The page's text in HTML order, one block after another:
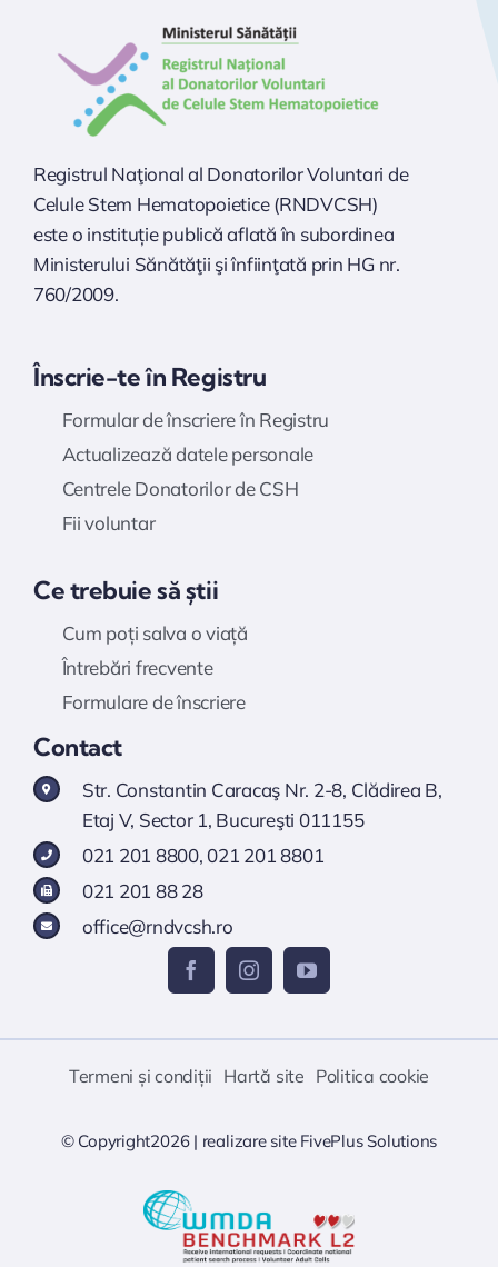
Registrul Naţional al Donatorilor Voluntari de
Celule Stem Hematopoietice (RNDVCSH)
este o instituție publică aflată în subordinea
Ministerului Sănătăţii şi înfiinţată prin HG nr.
760/2009.
Înscrie-te în Registru
Formular de înscriere în Registru
Actualizează datele personale
Centrele Donatorilor de CSH
Fii voluntar
Ce trebuie să știi
Cum poți salva o viață
Întrebări frecvente
Formulare de înscriere
Contact
Str. Constantin Caracaş Nr. 2-8, Clădirea B,
Etaj V, Sector 1, Bucureşti 011155
021 201 8800, 021 201 8801
021 201 88 28
office@rndvcsh.ro
Termeni și condiții Hartă site Politica cookie
© Copyright2026 | realizare site FivePlus Solutions